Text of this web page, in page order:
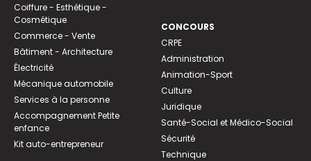
Coiffure - Esthétique -
Cosmétique
Commerce - Vente
Bâtiment - Architecture
Électricité
Mécanique automobile
Services à la personne
Accompagnement Petite
enfance
Kit auto-entrepreneur
CONCOURS
CRPE
Administration
Animation-Sport
Culture
Juridique
Santé-Social et Médico-Social
Sécurité
Technique